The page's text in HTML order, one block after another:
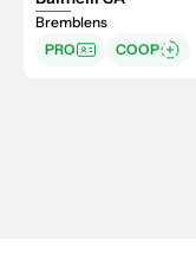
Bremblens
PRO
COOP